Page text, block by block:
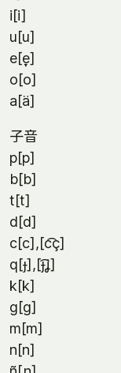
i[i]
u[u]
e[e̞]
o[o]
a[ä]
子音
p[p]
b[b]
t[t]
d[d]
c[c],[c͡ç]
q[ɟ],[ɟ͡ʝ]
k[k]
g[g]
m[m]
n[n]